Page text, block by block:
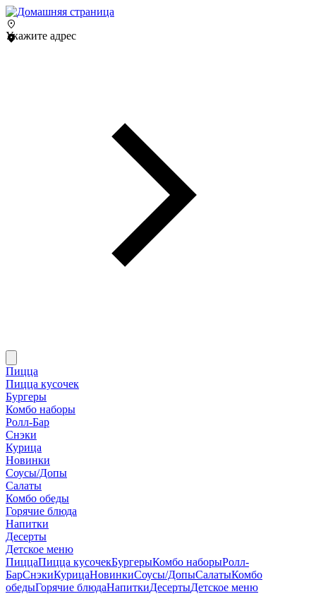
Укажите адрес
Пицца
Пицца кусочек
Бургеры
Комбо наборы
Ролл-Бар
Снэки
Курица
Новинки
Соусы/Допы
Салаты
Комбо обеды
Горячие блюда
Напитки
Десерты
Детское меню
ПиццаПицца кусочекБургерыКомбо наборыРолл-
БарСнэкиКурицаНовинкиСоусы/ДопыСалатыКомбо
обедыГорячие блюдаНапиткиДесертыДетское меню